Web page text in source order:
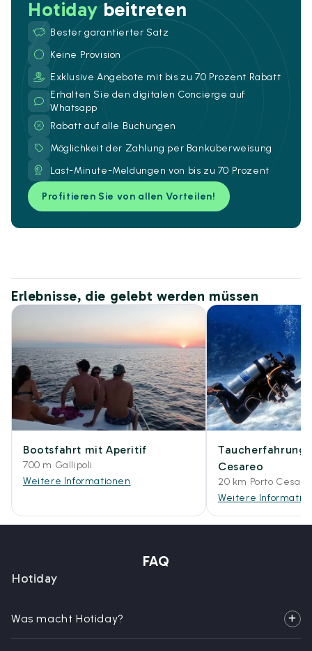
Hotidaybeitreten
Bester garantierter Satz
Keine Provision
Exklusive Angebote mit bis zu 70 Prozent Rabatt
Erhalten Sie den digitalen Concierge auf
Whatsapp
Rabatt auf alle Buchungen
Möglichkeit der Zahlung per Banküberweisung
Last-Minute-Meldungen von bis zu 70 Prozent
Profitieren Sie von allen Vorteilen!
Erlebnisse, die gelebt werden müssen
Bootsfahrt mit Aperitif
700 m Gallipoli
Weitere Informationen
Taucherfahrung
Cesareo
20 km Porto
Weitere
FAQ
Hotiday
Was macht Hotiday?